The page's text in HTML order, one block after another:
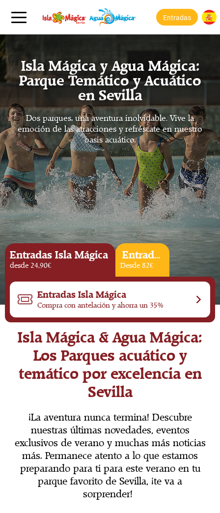
Entradas
Isla Mágica y Agua Mágica:
Parque Temático y Acuático
en Sevilla
Dos parques, una aventura inolvidable. Vive la
emoción de las atracciones y refréscate en nuestro
oasis acuático.
Entradas Isla Mágica
desde 24,90€
Entradas & Hotel
Desde 82€
Entradas Isla Mágica
Compra con antelación y ahorra un 35%
Isla Mágica & Agua Mágica:
Los Parques acuático y
temático por excelencia en
Sevilla
¡La aventura nunca termina! Descubre
nuestras últimas novedades, eventos
exclusivos de verano y muchas más noticias
más. Permanece atento a lo que estamos
preparando para ti para este verano en tu
parque favorito de Sevilla, ¡te va a
sorprender!